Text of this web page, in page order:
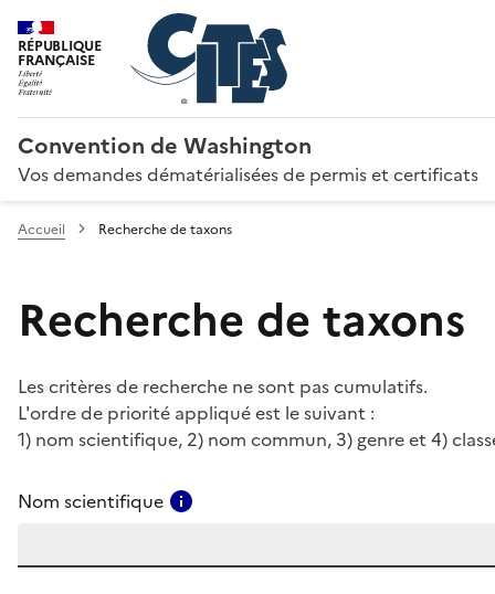
RÉPUBLIQUE
FRANÇAISE
Convention de Washington
Vos demandes dématérialisées de permis et certificats
Accueil Recherche de taxons
Recherche de taxons
Les critères de recherche ne sont pas cumulatifs.
L'ordre de priorité appliqué est le suivant :
1) nom scientifique, 2) nom commun, 3) genre et 4)
Nom scientifique